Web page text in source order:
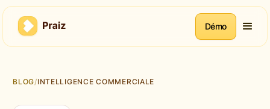
Démo
BLOG/INTELLIGENCE COMMERCIALE